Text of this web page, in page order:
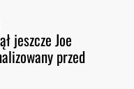
jeszcze Joe
przed